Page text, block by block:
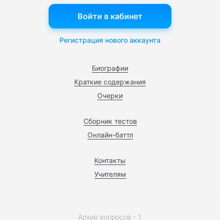
Биографии
Краткие содержания
Очерки
Сборник тестов
Онлайн-баттл
Контакты
Учителям
Войти в кабинет
Регистрация нового аккаунта
Архив вопросов - 1